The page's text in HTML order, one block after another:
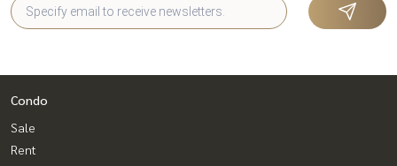
Condo
Sale
Rent